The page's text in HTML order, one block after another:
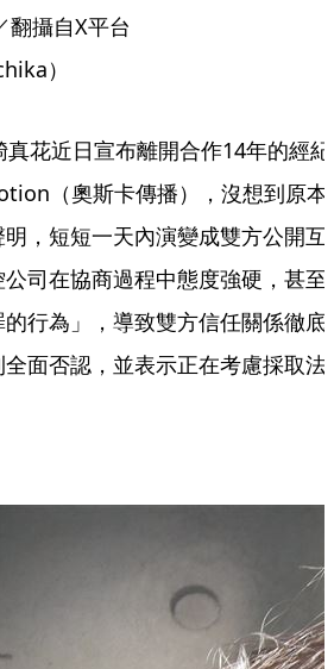
翻攝自X平台
）
花近日宣布離開合作14年的經紀
（奧斯卡傳播），沒想到原本
，短短一天內演變成雙方公開互
司在協商過程中態度強硬，甚至
行為」，導致雙方信任關係徹底
面否認，並表示正在考慮採取法